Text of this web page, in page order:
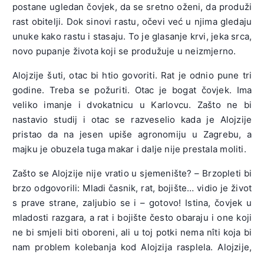
postane ugledan čovjek, da se sretno oženi, da produži
rast obitelji. Dok sinovi rastu, očevi već u njima gledaju
unuke kako rastu i stasaju. To je glasanje krvi, jeka srca,
novo pupanje života koji se produžuje u neizmjerno.
Alojzije šuti, otac bi htio govoriti. Rat je odnio pune tri
godine. Treba se požuriti. Otac je bogat čovjek. Ima
veliko imanje i dvokatnicu u Karlovcu. Zašto ne bi
nastavio studij i otac se razveselio kada je Alojzije
pristao da na jesen upiše agronomiju u Zagrebu, a
majku je obuzela tuga makar i dalje nije prestala moliti.
Zašto se Alojzije nije vratio u sjemenište? – Brzopleti bi
brzo odgovorili: Mladi časnik, rat, bojište… vidio je život
s prave strane, zaljubio se i – gotovo! Istina, čovjek u
mladosti razgara, a rat i bojište često obaraju i one koji
ne bi smjeli biti oboreni, ali u toj potki nema nîti koja bi
nam problem kolebanja kod Alojzija rasplela. Alojzije,